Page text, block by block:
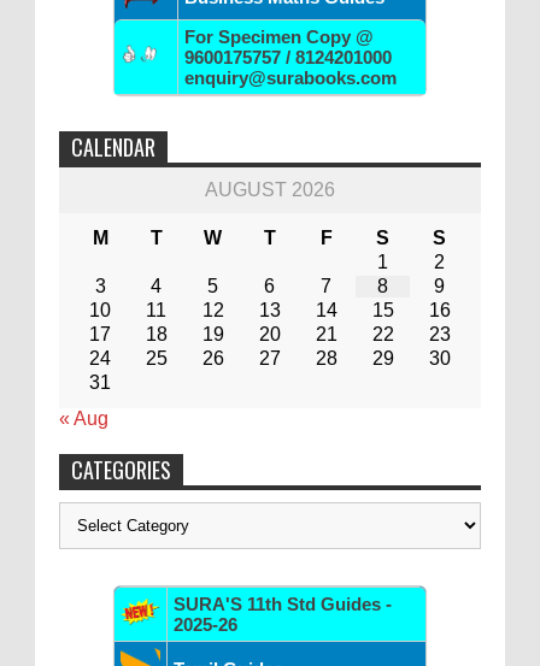
For Specimen Copy @
9600175757 / 8124201000
enquiry@surabooks.com
CALENDAR
AUGUST 2026
M T W T F S
S
1
2
3
4 5 6 7 8
9
10
11 12 13 14 15
16
17
18 19 20 21 22
23
24
25 26 27 28 29
30
31
« Aug
CATEGORIES
Categories
SURA'S 11th Std Guides -
2025-26